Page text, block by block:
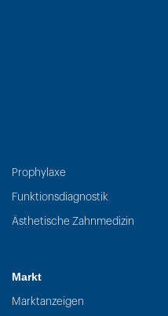
Prophylaxe
Funktionsdiagnostik
Ästhetische Zahnmedizin
Markt
Marktanzeigen